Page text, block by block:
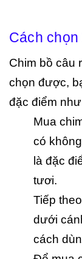
Cách chọn
Chim bồ câu
chọn được,
đặc điểm
Mua
có
là đặc
tươi.
Tiếp
dưới
cách